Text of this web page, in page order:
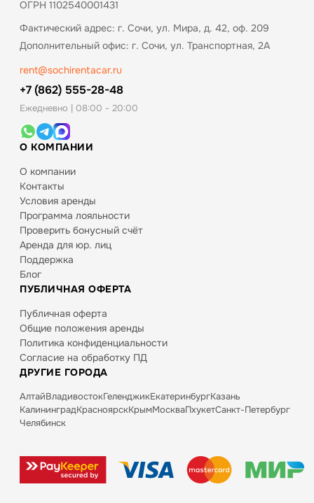
ОГРН 1102540001431
Фактический адрес: г. Сочи, ул. Мира, д. 42, оф. 209
Дополнительный офис: г. Сочи, ул. Транспортная, 2А
rent@sochirentacar.ru
+7 (862) 555-28-48
Ежедневно | 08:00 - 20:00
О КОМПАНИИ
О компании
Контакты
Условия аренды
Программа лояльности
Проверить бонусный счёт
Аренда для юр. лиц
Поддержка
Блог
ПУБЛИЧНАЯ ОФЕРТА
Публичная оферта
Общие положения аренды
Политика конфиденциальности
Согласие на обработку ПД
ДРУГИЕ ГОРОДА
АлтайВладивостокГеленджикЕкатеринбургКазань
КалининградКрасноярскКрымМоскваПхукетСанкт-Петербург
Челябинск